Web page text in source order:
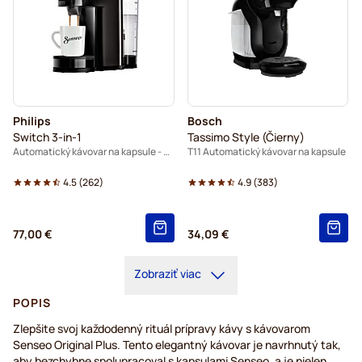
Philips
Switch 3-in-1
Automatický kávovar na kapsule - Čierny
4.5(262)
77,00 €
Bosch
Tassimo Style (Čierny)
T11 Automatický kávovar na kapsule
4.9(383)
34,09 €
Zobraziť viac
POPIS
Zlepšite svoj každodenný rituál prípravy kávy s kávovarom
Senseo Original Plus. Tento elegantný kávovar je navrhnutý tak,